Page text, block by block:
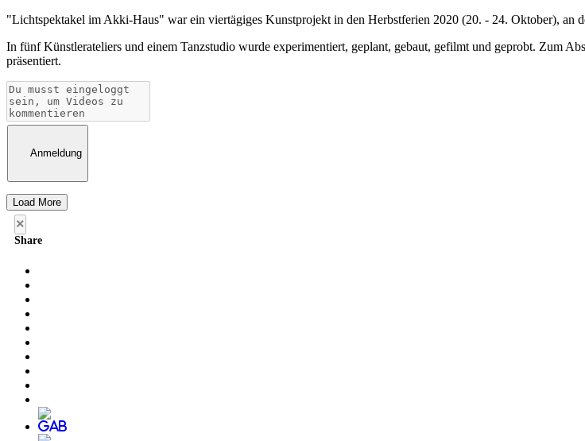
"Lichtspektakel im Akki-Haus" war ein viertägiges Kunstprojekt in den Herbstferien 2020 (20. - 24. Oktober), an
In fünf Künstlerateliers und einem Tanzstudio wurde experimentiert, geplant, gebaut, gefilmt und geprobt. Zum
präsentiert.
Anmeldung
Load More
×
Share